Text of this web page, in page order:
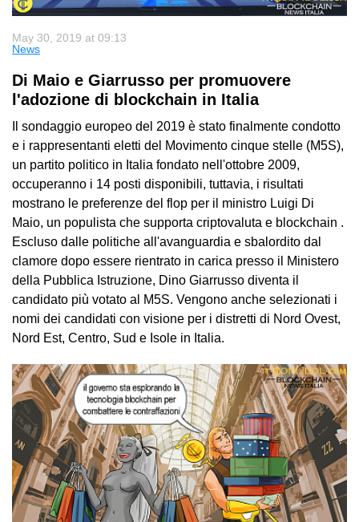
May 30, 2019 at 09:13
News
Di Maio e Giarrusso per promuovere
l'adozione di blockchain in Italia
Il sondaggio europeo del 2019 è stato finalmente condotto
e i rappresentanti eletti del Movimento cinque stelle (M5S),
un partito politico in Italia fondato nell'ottobre 2009,
occuperanno i 14 posti disponibili, tuttavia, i risultati
mostrano le preferenze del flop per il ministro Luigi Di
Maio, un populista che supporta criptovaluta e blockchain .
Escluso dalle politiche all'avanguardia e sbalordito dal
clamore dopo essere rientrato in carica presso il Ministero
della Pubblica Istruzione, Dino Giarrusso diventa il
candidato più votato al M5S. Vengono anche selezionati i
nomi dei candidati con visione per i distretti di Nord Ovest,
Nord Est, Centro, Sud e Isole in Italia.